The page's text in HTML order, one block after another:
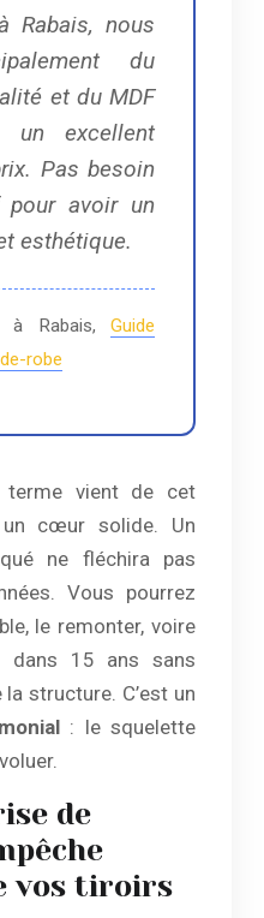
Rabais, nous
du
et du MDF
excellent
Pas besoin
avoir un
esthétique.
à Rabais, Guide
robe
vient de cet
un cœur solide. Un
ne fléchira pas
Vous pourrez
le remonter, voire
dans 15 ans sans
structure. C’est un
: le squelette
de
vos tiroirs